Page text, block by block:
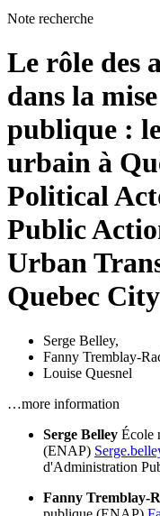
Note recherche
Le rôle des
dans la
publique :
urbain à
Political
Public
Urban
Quebec City
Serge Belley,
Fanny Tremblay-
Louise Quesnel
…more information
Serge Belley École
(ENAP)
d'Administration
Fanny Tremblay-